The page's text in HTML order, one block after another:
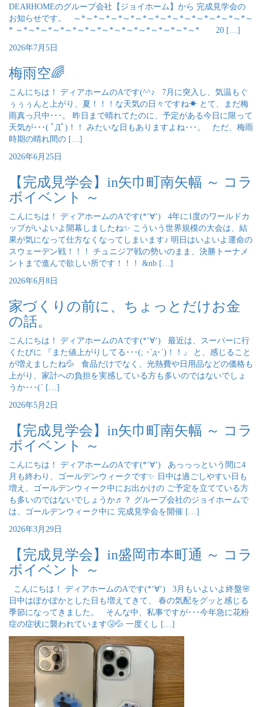
DEARHOMEのグループ会社【ジョイホーム】から 完成見学会の
お知らせです。 ～*～*～*～*～*～*～*～*～*～*～*～*～*～*～
* ～*～*～*～*～*～*～*～*～*～*～*～*～*～*～* 20 […]
2026年7月5日
梅雨空🌈
こんにちは！ ディアホームのAです(^^♪ 7月に突入し、気温もぐ
ぅぅぅんと上がり、夏！！！な天気の日々ですね☀ とて、まだ梅
雨真っ只中･･･。 昨日まで晴れてたのに、予定がある今日に限って
天気が･･･( ﾟДﾟ)！！ みたいな日もありますよね･･･。 ただ、梅雨
時期の晴れ間の […]
2026年6月25日
【完成見学会】in矢巾町南矢幅 ～ コラ
ボイベント ～
こんにちは！ ディアホームのAです(*‘∀‘) 4年に1度のワールドカ
ップがいよいよ開幕しましたね✨ こういう世界規模の大会は、結
果が気になって仕方なくなってしまいます♪ 明日はいよいよ運命の
スウェーデン戦！！！ チュニジア戦の勢いのまま、決勝トーナメ
ントまで進んで欲しい所です！！！ &nb […]
2026年6月8日
家づくりの前に、ちょっとだけお金
の話。
こんにちは！ ディアホームのAです(*‘∀‘) 最近は、スーパーに行
くたびに 『また値上がりしてる･･･(; ･`д･´)！！』 と、感じること
が増えましたね💦 食品だけでなく、光熱費や日用品などの価格も
上がり、家計への負担を実感している方も多いのではないでしょ
うか･･･(´ […]
2026年5月2日
【完成見学会】in矢巾町南矢幅 ～ コラ
ボイベント ～
こんにちは！ ディアホームのAです(*‘∀‘) あっっっという間に4
月も終わり、ゴールデンウィークです✨ 日中は過ごしやすい日も
増え、ゴールデンウィーク中にお出かけの ご予定を立てている方
も多いのではないでしょうか♬？ グループ会社のジョイホームで
は、ゴールデンウィーク中に 完成見学会を開催 […]
2026年3月29日
【完成見学会】in盛岡市本町通 ～ コラ
ボイベント ～
こんにちは！ ディアホームのAです(*‘∀‘) 3月もいよいよ終盤🌸
日中はぽかぽかとした日も増えてきて、 春の気配をグッと感じる
季節になってきました。 そんな中、私事ですが･･･今年急に花粉
症の症状に襲われています🤧💦 一度くし […]